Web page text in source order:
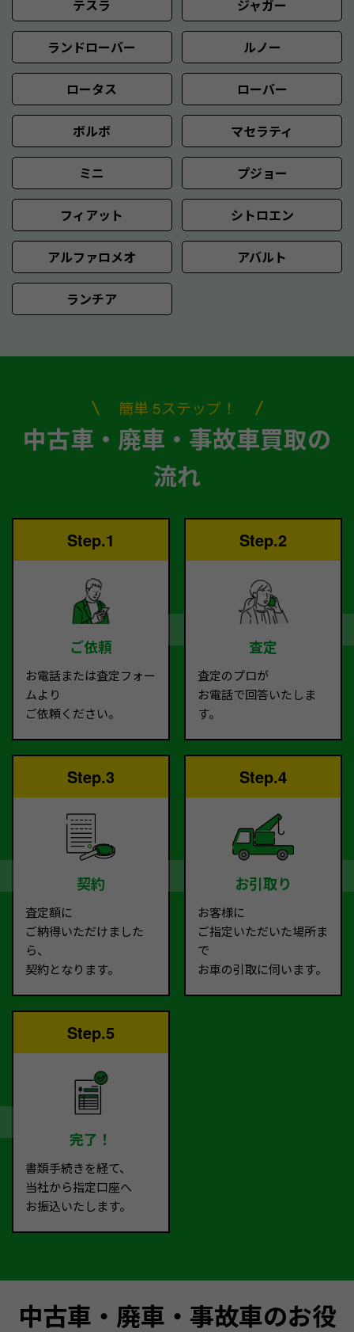
テスラ ジャガー
ランドローバー ルノー
ロータス ローバー
ボルボ マセラティ
ミニ プジョー
フィアット シトロエン
アルファロメオ アバルト
ランチア
簡単 5ステップ！
中古車・廃車・事故車買取の
流れ
Step.1
ご依頼
お電話または査定フォー
ムより
ご依頼ください。
Step.2
査定
査定のプロが
お電話で回答いたしま
す。
Step.3
契約
査定額に
ご納得いただけました
ら、
契約となります。
Step.4
お引取り
お客様に
ご指定いただいた場所ま
で
お車の引取に伺います。
Step.5
完了！
書類手続きを経て、
当社から指定口座へ
お振込いたします。
中古車・廃車・事故車のお役